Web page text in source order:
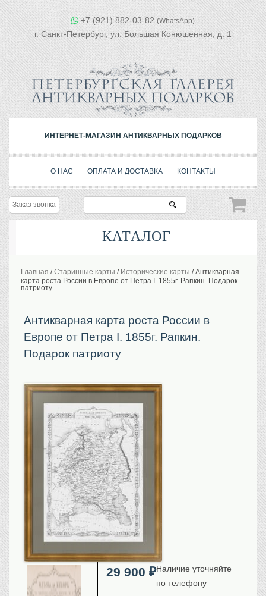
+7 (921) 882-03-82 (WhatsApp)
г. Санкт-Петербург, ул. Большая Конюшенная, д. 1
ИНТЕРНЕТ-МАГАЗИН АНТИКВАРНЫХ ПОДАРКОВ
О НАС ОПЛАТА И ДОСТАВКА КОНТАКТЫ
Заказ звонка
КАТАЛОГ
История Российской империи. Обычаи
Портреты царской семьи
Старинные планы городов
Санкт-Петербург
Прочие
Старинные карты
Российская империя
Европа
Мир
Исторические карты
Виды городов
Москва
Санкт-Петербург
Российская империя
Прочие
Севастополь, Крым
Главная /Старинные карты / Исторические карты /Антикварная
карта роста России в Европе от Петра I. 1855г. Рапкин. Подарок
патриоту
Антикварная карта роста России в
Европе от Петра I. 1855г. Рапкин.
Подарок патриоту
29 900₽Наличие уточняйте
по телефону